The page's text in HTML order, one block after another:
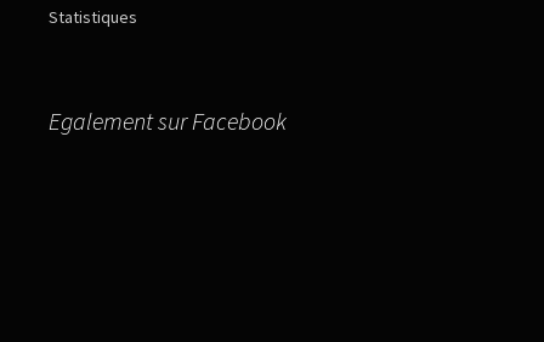
Statistiques
Egalement sur Facebook